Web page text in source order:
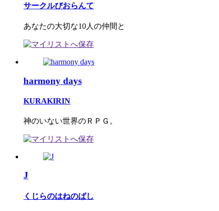
サークルびおらんて
あなたの大切な10人の仲間と
harmony days
KURAKIRIN
神のいない世界のＲＰＧ。
J
くじらのはねのばし